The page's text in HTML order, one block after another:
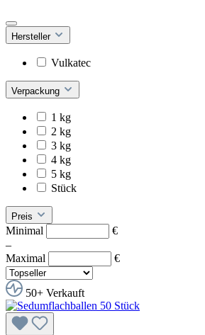
Hersteller
Vulkatec
Verpackung
1 kg
2 kg
3 kg
4 kg
5 kg
Stück
Preis
Minimal
€
–
Maximal
€
50+ Verkauft